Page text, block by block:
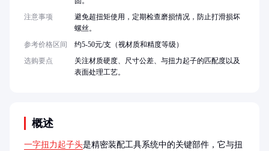
概述
一字扭力起子头是精密装配工具系统中的关键部件，它与扭
注意事项
避免超扭矩使用，定期检查磨损情况，防止打滑损坏
螺丝。
参考价格区间
约5-50元/支（视材质和精度等级）
选购要点
关注材质硬度、尺寸公差、与扭力起子的匹配度以及
表面处理工艺。